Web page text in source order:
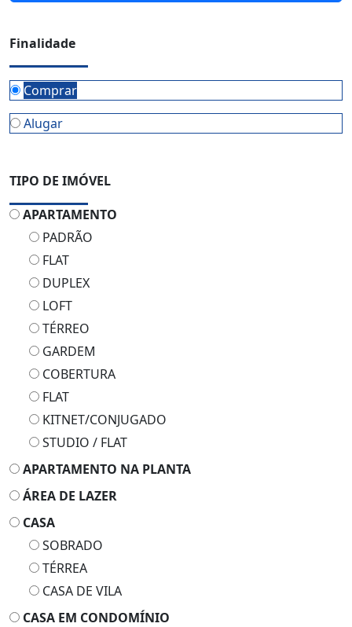
Finalidade
Comprar
Alugar
TIPO DE IMÓVEL
APARTAMENTO
PADRÃO
FLAT
DUPLEX
LOFT
TÉRREO
GARDEM
COBERTURA
FLAT
KITNET/CONJUGADO
STUDIO / FLAT
APARTAMENTO NA PLANTA
ÁREA DE LAZER
CASA
SOBRADO
TÉRREA
CASA DE VILA
CASA EM CONDOMÍNIO